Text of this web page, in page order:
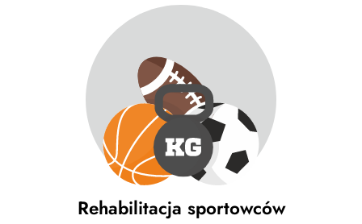
Rehabilitacja sportowców